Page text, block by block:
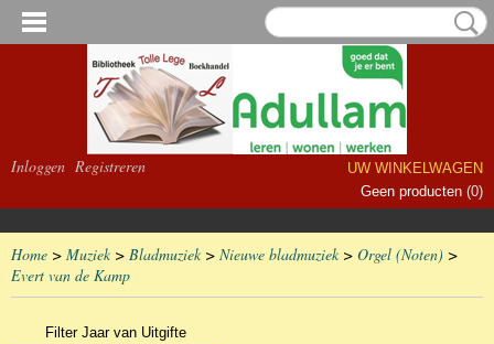
Inloggen Registreren
UW WINKELWAGEN
Geen producten (0)
Home > Muziek> Bladmuziek> Nieuwe bladmuziek> Orgel (Noten) >
Evert van de Kamp
Filter Jaar van Uitgifte